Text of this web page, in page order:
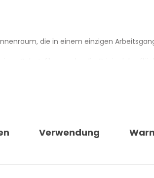
die in einem einzigen
der Oberfläche an.
Verwendung